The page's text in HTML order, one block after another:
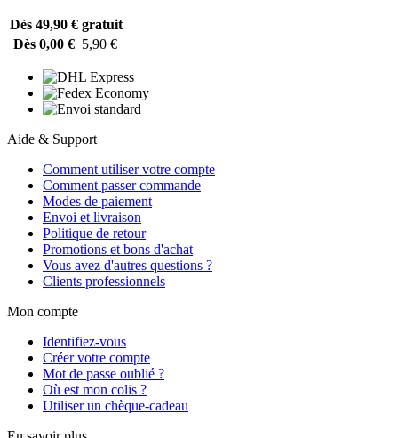
Dès 49,90 € gratuit
Dès 0,00 € 5,90 €
Aide & Support
Comment utiliser votre compte
Comment passer commande
Modes de paiement
Envoi et livraison
Politique de retour
Promotions et bons d'achat
Vous avez d'autres questions ?
Clients professionnels
Mon compte
Identifiez-vous
Créer votre compte
Mot de passe oublié ?
Où est mon colis ?
Utiliser un chèque-cadeau